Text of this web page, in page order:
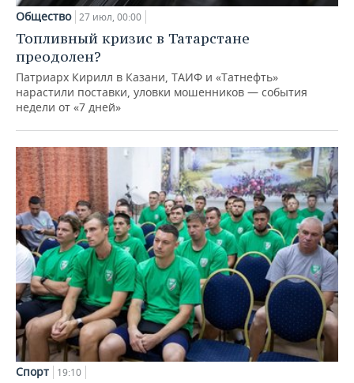
Общество 27 июл, 00:00
Топливный кризис в Татарстане
преодолен?
Патриарх Кирилл в Казани, ТАИФ и «Татнефть»
нарастили поставки, уловки мошенников — события
недели от «7 дней»
Спорт 19:10